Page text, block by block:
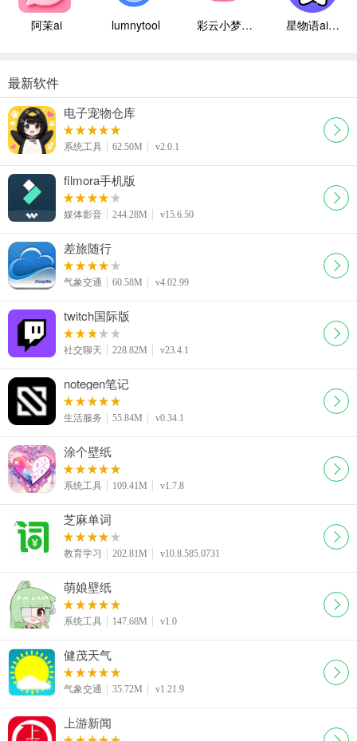
阿茉ai lumnytool 彩云小梦国际版 星物语ai聊天
最新软件
电子宠物仓库
系统工具 62.50M v2.0.1
filmora手机版
媒体影音 244.28M v15.6.50
差旅随行
气象交通 60.58M v4.02.99
twitch国际版
社交聊天 228.82M v23.4.1
notegen笔记
生活服务 55.84M v0.34.1
涂个壁纸
系统工具 109.41M v1.7.8
芝麻单词
教育学习 202.81M v10.8.585.0731
萌娘壁纸
系统工具 147.68M v1.0
健茂天气
气象交通 35.72M v1.21.9
上游新闻